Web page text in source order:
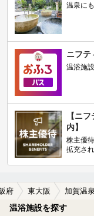
温泉に
ニフテ
温浴施
【ニ
内】
株主優
拡充さ
府 東大阪 加賀温泉
温浴施設を探す